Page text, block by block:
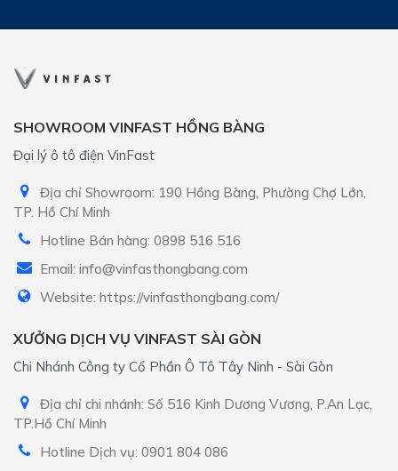
SHOWROOM VINFAST HỒNG BÀNG
Đại lý ô tô điện VinFast
Địa chỉ Showroom: 190 Hồng Bàng, Phường Chợ Lớn,
TP. Hồ Chí Minh
Hotline Bán hàng: 0898 516 516
Email: info@vinfasthongbang.com
Website: https://vinfasthongbang.com/
XƯỞNG DỊCH VỤ VINFAST SÀI GÒN
Chi Nhánh Công ty Cổ Phần Ô Tô Tây Ninh - Sài Gòn
Địa chỉ chi nhánh: Số 516 Kinh Dương Vương, P.An Lạc,
TP.Hồ Chí Minh
Hotline Dịch vụ: 0901 804 086